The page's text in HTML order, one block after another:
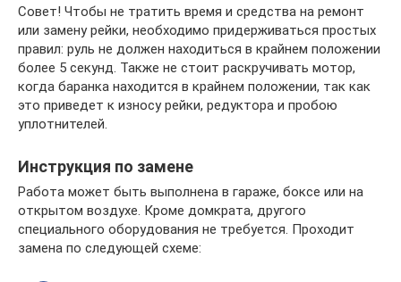
Совет! Чтобы не тратить время и средства на ремонт
или замену рейки, необходимо придерживаться простых
правил: руль не должен находиться в крайнем положении
более 5 секунд. Также не стоит раскручивать мотор,
когда баранка находится в крайнем положении, так как
это приведет к износу рейки, редуктора и пробою
уплотнителей.
Инструкция по замене
Работа может быть выполнена в гараже, боксе или на
открытом воздухе. Кроме домкрата, другого
специального оборудования не требуется. Проходит
замена по следующей схеме: